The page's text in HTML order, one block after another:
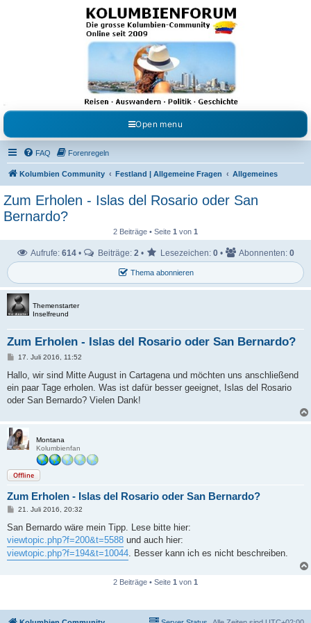
Kolumbienforum - Das
grosse Forum der
Freunde Kolumbiens
Reisen, Auswandern, Kultur, Politik, Geschichte und Visum in Kolumbien und Venezuela.
Austausch, Erfahrungen und Gemeinschaft im Kolumbienforum
Open menu
FAQ Forenregeln
Kolumbien Community Festland | Allgemeine Fragen Allgemeines
Zum Erholen - Islas del Rosario oder San
Bernardo?
2 Beiträge • Seite 1 von 1
Thema abonnieren
Aufrufe: 614 • Beiträge: 2 • Lesezeichen: 0 • Abonnenten: 0
Themenstarter
Inselfreund
Zum Erholen - Islas del Rosario oder San Bernardo?
B
i
r
a
17. Juli 2016, 11:52
Hallo, wir sind Mitte August in Cartagena und möchten uns anschließend
ein paar Tage erholen. Was ist dafür besser geeignet, Islas del Rosario
oder San Bernardo? Vielen Dank!
Montana
Kolumbienfan
Offline
Zum Erholen - Islas del Rosario oder San Bernardo?
B
i
r
a
g
21. Juli 2016, 20:32
San Bernardo wäre mein Tipp. Lese bitte hier:
viewtopic.php?f=200&t=5588 und auch hier:
viewtopic.php?f=194&t=10044. Besser kann ich es nicht beschreiben.
2 Beiträge • Seite 1 von 1